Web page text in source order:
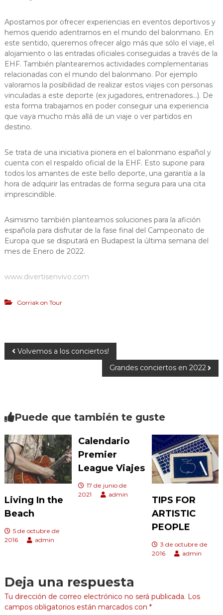
Apostamos por ofrecer experiencias en eventos deportivos y
hemos querido adentrarnos en el mundo del balonmano. En
este sentido, queremos ofrecer algo más que sólo el viaje, el
alojamiento o las entradas oficiales conseguidas a través de la
EHF. También plantearemos actividades complementarias
relacionadas con el mundo del balonmano. Por ejemplo
valoramos la posibilidad de realizar estos viajes con personas
vinculadas a este deporte (ex jugadores, entrenadores…). De
esta forma trabajamos en poder conseguir una experiencia
que vaya mucho más allá de un viaje o ver partidos en
destino.
Se trata de una iniciativa pionera en el balonmano español y
cuenta con el respaldo oficial de la EHF. Esto supone para
todos los amantes de este bello deporte, una garantía a la
hora de adquirir las entradas de forma segura para una cita
imprescindible.
Asimismo también planteamos soluciones para la afición
española para disfrutar de la fase final del Campeonato de
Europa que se disputará en Budapest la última semana del
mes de Enero de 2022.
www.divertisenvivo.com
Gorriak on Tour
Volvemos a los conciertos!
Grandes conciertos en 2022
Puede que también te guste
Living In the
Beach
5 de octubre de
2016
admin
Calendario
Premier
League Viajes
17 de junio de
2021
admin
TIPS FOR
ARTISTIC
PEOPLE
3 de octubre de
2016
admin
Deja una respuesta
Tu dirección de correo electrónico no será publicada. Los
campos obligatorios están marcados con *